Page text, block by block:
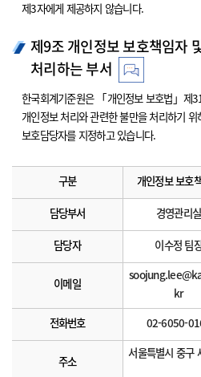
제3자에게 제공하지 않습니다.
제9조 개인정보 보호책임자
처리하는 부서
한국회계기준원은 「개인정보 보호법」제
개인정보 처리와 관련한 불만을 처리하기
보호담당자를 지정하고 있습니다.
구분 개인정보 보호
담당부서 경영관리실
담당자 이수정 팀
이메일
kr
전화번호 02-6050-
주소
서울특별시 중구